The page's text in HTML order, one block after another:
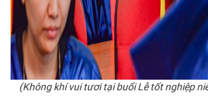
(Không khí vui tươi tại buổi Lễ tốt nghiệp